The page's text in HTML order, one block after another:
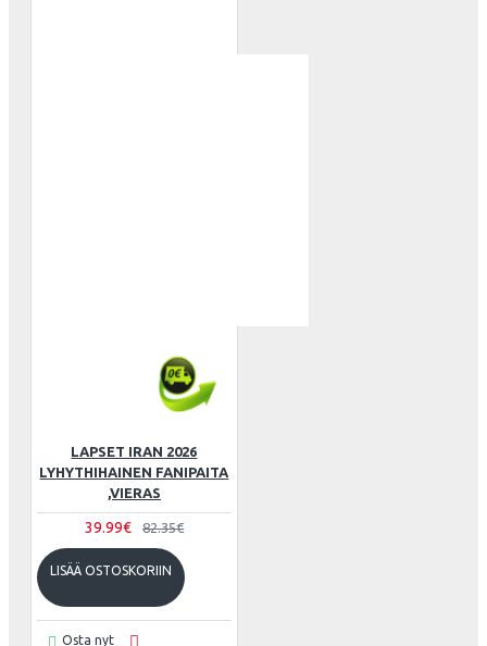
LAPSET IRAN 2026
LYHYTHIHAINEN FANIPAITA
,VIERAS
39.99€ 82.35€
LISÄÄ OSTOSKORIIN
Osta nyt